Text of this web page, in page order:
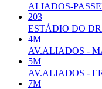
ALIADOS-
203
ESTÁDIO DO
4M
AV.ALIADOS -
5M
AV.ALIADOS -
7M